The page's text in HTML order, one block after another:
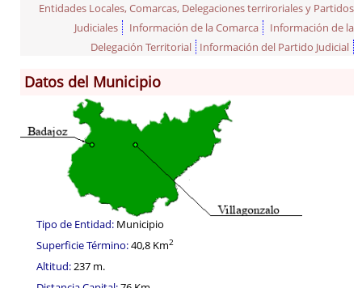
Información General
Historia
Monumentos
Gastronomía
Archivo Municipal
Corporación
Entidades Locales, Comarcas, Delegaciones terriroriales y Partidos
Judiciales
Información de la Comarca
Información de la
Delegación Territorial
Información del Partido Judicial
Datos del Municipio
Tipo de Entidad: Municipio
Superficie Término:40,8 Km2
Altitud:237 m.